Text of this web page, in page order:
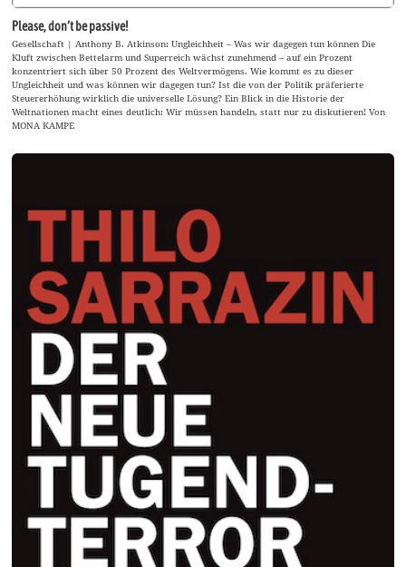
Please, don’t be passive!
Gesellschaft | Anthony B. Atkinson: Ungleichheit – Was wir dagegen tun können Die
Kluft zwischen Bettelarm und Superreich wächst zunehmend – auf ein Prozent
konzentriert sich über 50 Prozent des Weltvermögens. Wie kommt es zu dieser
Ungleichheit und was können wir dagegen tun? Ist die von der Politik präferierte
Steuererhöhung wirklich die universelle Lösung? Ein Blick in die Historie der
Weltnationen macht eines deutlich: Wir müssen handeln, statt nur zu diskutieren! Von
MONA KAMPE